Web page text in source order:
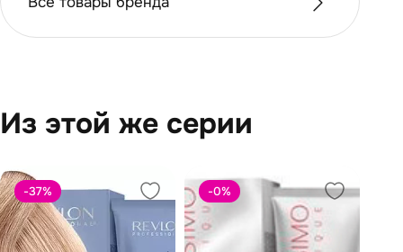
Из этой же серии
-37% -0%